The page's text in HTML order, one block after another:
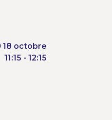
18 octobre
11:15 - 12:15